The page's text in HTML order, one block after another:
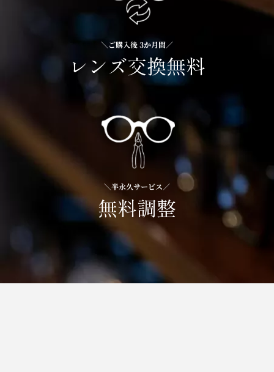
＼ご購入後 3か月間／
レンズ交換無料
＼半永久サービス／
無料調整